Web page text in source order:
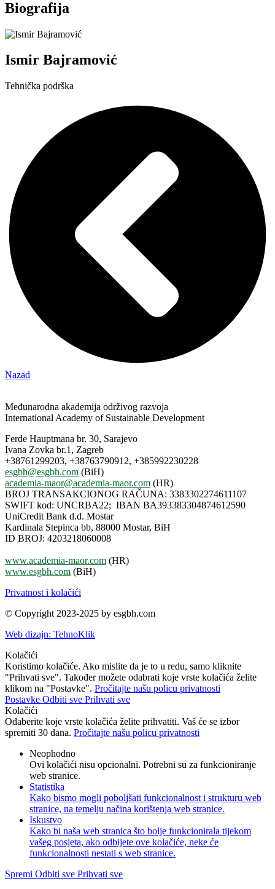
Biografija
Ismir Bajramović
Tehnička podrška
Nazad
Međunarodna akademija održivog razvoja
International Academy of Sustainable Development
Ferde Hauptmana br. 30, Sarajevo
Ivana Zovka br.1, Zagreb
+38761299203, +38763790912, +385992230228
esgbh@esgbh.com (BiH)
academia-maor@academia-maor.com (HR)
BROJ TRANSAKCIONOG RAČUNA: 3383302274611107
SWIFT kod: UNCRBA22; IBAN BA393383304874612590
UniCredit Bank d.d. Mostar
Kardinala Stepinca bb, 88000 Mostar, BiH
ID BROJ: 4203218060008
www.academia-maor.com (HR)
www.esgbh.com (BiH)
Privatnost i kolačići
© Copyright 2023-2025 by esgbh.com
Web dizajn: TehnoKlik
Kolačići
Koristimo kolačiće. Ako mislite da je to u redu, samo kliknite
"Prihvati sve". Također možete odabrati koje vrste kolačića želite
klikom na "Postavke". Pročitajte našu policu privatnosti
Postavke Odbiti sve Prihvati sve
Kolačići
Odaberite koje vrste kolačića želite prihvatiti. Vaš će se izbor
spremiti 30 dana. Pročitajte našu policu privatnosti
Neophodno
Ovi kolačići nisu opcionalni. Potrebni su za funkcioniranje
web stranice.
Statistika
Kako bismo mogli poboljšati funkcionalnost i strukturu web
stranice, na temelju načina korištenja web stranice.
Iskustvo
Kako bi naša web stranica što bolje funkcionirala tijekom
vašeg posjeta, ako odbijete ove kolačiće, neke će
funkcionalnosti nestati s web stranice.
Spremi Odbiti sve Prihvati sve